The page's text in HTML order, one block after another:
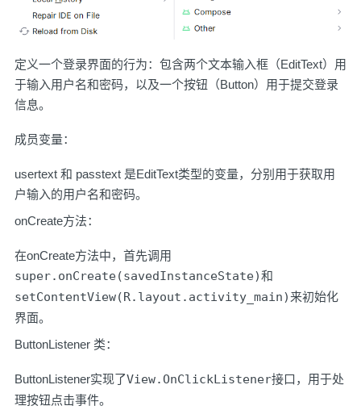
定义一个登录界面的行为：包含两个文本输入框（EditText）用
于输入用户名和密码，以及一个按钮（Button）用于提交登录
信息。
成员变量：
usertext 和 passtext 是EditText类型的变量，分别用于获取用
户输入的用户名和密码。
onCreate方法：
在onCreate方法中，首先调用
super.onCreate(savedInstanceState)和
setContentView(R.layout.activity_main)来初始化
界面。
ButtonListener 类：
ButtonListener实现了View.OnClickListener接口，用于处
理按钮点击事件。